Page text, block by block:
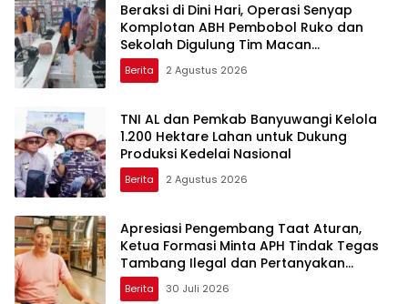
Beraksi di Dini Hari, Operasi Senyap
Komplotan ABH Pembobol Ruko dan
Sekolah Digulung Tim Macan
Blambangan
Berita 2 Agustus 2026
TNI AL dan Pemkab Banyuwangi Kelola
1.200 Hektare Lahan untuk Dukung
Produksi Kedelai Nasional
Berita 2 Agustus 2026
Apresiasi Pengembang Taat Aturan,
Ketua Formasi Minta APH Tindak Tegas
Tambang Ilegal dan Pertanyakan
Perizinan di Gambor
Berita 30 Juli 2026